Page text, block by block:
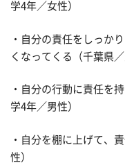
学4年／女性）
・自分の責任をしっか
くなってくる（千葉県
・自分の行動に責任を
学4年／男性）
・自分を棚に上げて、
性）